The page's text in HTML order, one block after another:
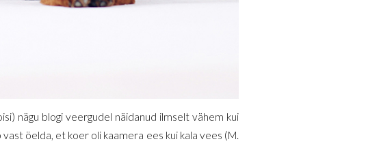
nägu blogi veergudel näidanud ilmselt vähem kui
öelda, et koer oli kaamera ees kui kala vees (M.